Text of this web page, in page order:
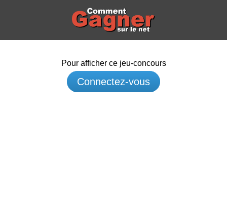
Pour afficher ce jeu-concours
Connectez-vous